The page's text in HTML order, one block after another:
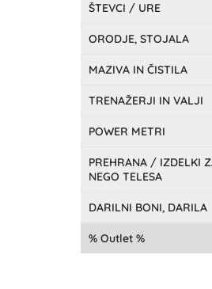
ŠTEVCI / URE
ORODJE, STOJALA
MAZIVA IN ČISTILA
TRENAŽERJI IN VALJI
POWER METRI
PREHRANA / IZDELKI
NEGO TELESA
DARILNI BONI, DARILA
Outlet